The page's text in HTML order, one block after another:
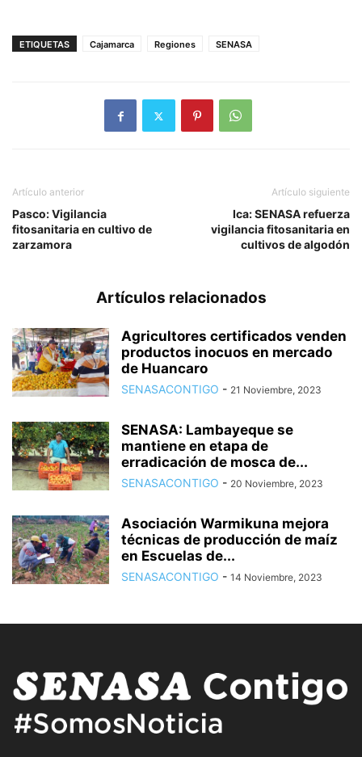
ETIQUETAS Cajamarca Regiones SENASA
Artículo anterior
Pasco: Vigilancia
fitosanitaria en cultivo de
zarzamora
Artículo siguiente
Ica: SENASA refuerza
vigilancia fitosanitaria en
cultivos de algodón
Artículos relacionados
Agricultores certificados venden
productos inocuos en mercado
de Huancaro
SENASACONTIGO - 21 Noviembre, 2023
SENASA: Lambayeque se
mantiene en etapa de
erradicación de mosca de...
SENASACONTIGO - 20 Noviembre, 2023
Asociación Warmikuna mejora
técnicas de producción de maíz
en Escuelas de...
SENASACONTIGO - 14 Noviembre, 2023